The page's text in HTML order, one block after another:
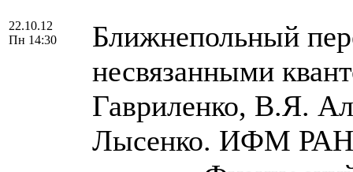
22.10.12
Пн 14:30
Ближнепольный
несвязанными
Гавриленко, В.Я.
Лысенко. ИФМ РАН